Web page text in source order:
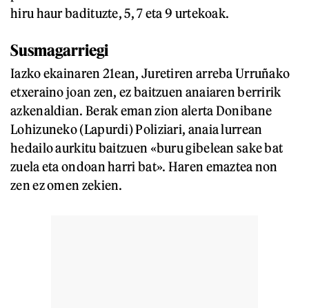
hiru haur badituzte, 5, 7 eta 9 urtekoak.
Susmagarriegi
Iazko ekainaren 21ean, Juretiren arreba Urruñako
etxeraino joan zen, ez baitzuen anaiaren berririk
azkenaldian. Berak eman zion alerta Donibane
Lohizuneko (Lapurdi) Poliziari, anaia lurrean
hedailo aurkitu baitzuen «buru gibelean sake bat
zuela eta ondoan harri bat». Haren emaztea non
zen ez omen zekien.